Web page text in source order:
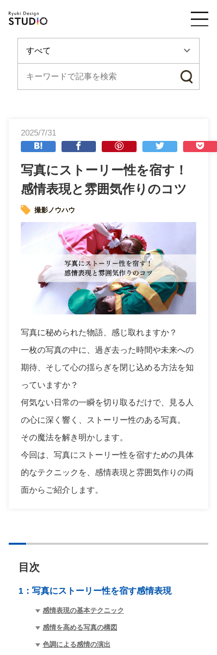
2025/7/31
写真にストーリー性を宿す！
感情表現と雰囲気作りのコツ
撮影ノウハウ
写真に秘められた物語、感じ取れますか？
一枚の写真の中に、過ぎ去った時間や未来への
期待、そして心の揺らぎを閉じ込める方法を知
っていますか？
何気ない日常の一瞬を切り取るだけで、見る人
の心に深く響く、ストーリー性のある写真。
その魔法を解き明かします。
今回は、写真にストーリー性を宿すための具体
的なテクニックを、感情表現と雰囲気作りの両
面からご紹介します。
目次
1： 写真にストーリー性を宿す感情表現
感情表現の基本テクニック
感情を高める写真の構図
色調による感情の演出